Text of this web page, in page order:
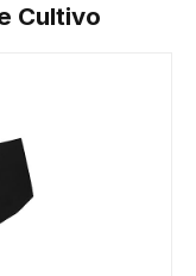
Cultivo